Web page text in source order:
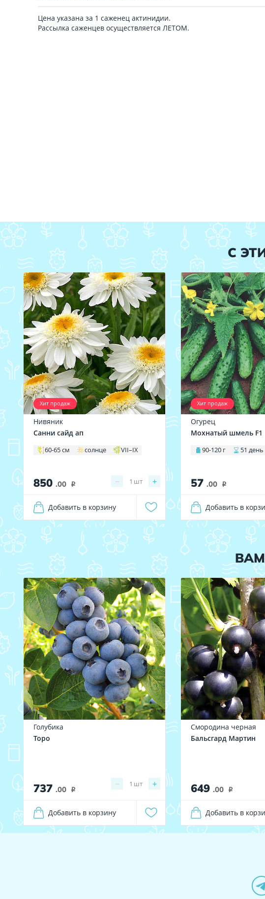
Цена указана за 1 саженец актинидии.
Рассылка саженцев осуществляется ЛЕТОМ.
С
Хит продаж
Нивяник
Санни сайд ап
60-65 см солнце VII–IX
850 .00 i − +
1 шт
Добавить в корзину
Хит продаж
Огурец
Мохнатый шмель F1
90-120 г 51 день
57 .00 i
Добавить в
Голубика
Торо
737 .00 i
− +
1 шт
Добавить в корзину
Смородина черная
Бальсгард Мартин
649 .00 i
Добавить в